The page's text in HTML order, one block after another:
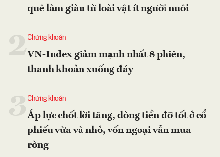
quê làm giàu từ loài vật ít người nuôi
2Chứng khoán
VN-Index giảm mạnh nhất 8 phiên,
thanh khoản xuống đáy
Chứng khoán
Áp lực chốt lời tăng, dòng tiền đỡ tốt ở cổ
phiếu vừa và nhỏ, vốn ngoại vẫn mua
ròng